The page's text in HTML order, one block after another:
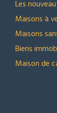
Les
Maisons à
Maisons
Biens
Maison de